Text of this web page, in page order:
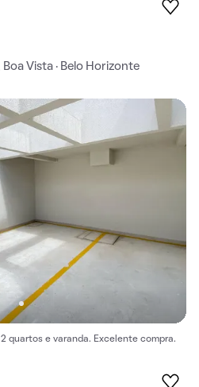
Vista · Belo Horizonte
quartos e varanda. Excelente compra.